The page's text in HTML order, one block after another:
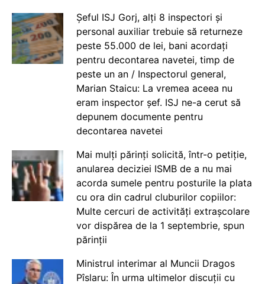
Șeful ISJ Gorj, alți 8 inspectori și
personal auxiliar trebuie să returneze
peste 55.000 de lei, bani acordați
pentru decontarea navetei, timp de
peste un an / Inspectorul general,
Marian Staicu: La vremea aceea nu
eram inspector șef. ISJ ne-a cerut să
depunem documente pentru
decontarea navetei
Mai mulți părinți solicită, într-o petiție,
anularea deciziei ISMB de a nu mai
acorda sumele pentru posturile la plata
cu ora din cadrul cluburilor copiilor:
Multe cercuri de activități extrașcolare
vor dispărea de la 1 septembrie, spun
părinții
Ministrul interimar al Muncii Dragos
Pîslaru: În urma ultimelor discuții cu